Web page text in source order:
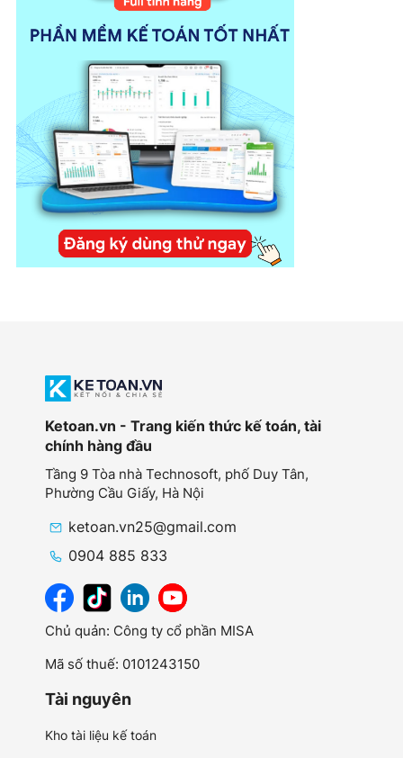
Ketoan.vn - Trang kiến thức kế toán, tài
chính hàng đầu
Tầng 9 Tòa nhà Technosoft, phố Duy Tân,
Phường Cầu Giấy, Hà Nội
ketoan.vn25@gmail.com
0904 885 833
Chủ quản: Công ty cổ phần MISA
Mã số thuế: 0101243150
Tài nguyên
Kho tài liệu kế toán